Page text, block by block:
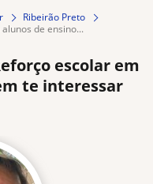
Ribeirão Preto
de ensino...
escolar em
te interessar